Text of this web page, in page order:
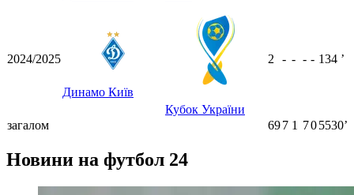
2024/2025
Динамо Київ
Кубок України
2 - - - - 134 ʼ
загалом 697 1 705530ʼ
Новини на футбол 24